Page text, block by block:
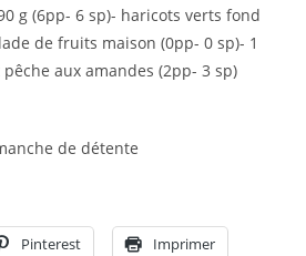
g (6pp- 6 sp)- haricots verts fond
de fruits maison (0pp- 0 sp)- 1
aux amandes (2pp- 3 sp)
de détente
Pinterest Imprimer